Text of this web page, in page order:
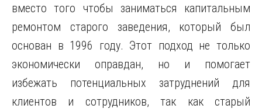
вместо того чтобы заниматься капитальным
ремонтом старого заведения, который был
основан в 1996 году. Этот подход не только
экономически оправдан, но и помогает
избежать потенциальных затруднений для
клиентов и сотрудников, так как старый